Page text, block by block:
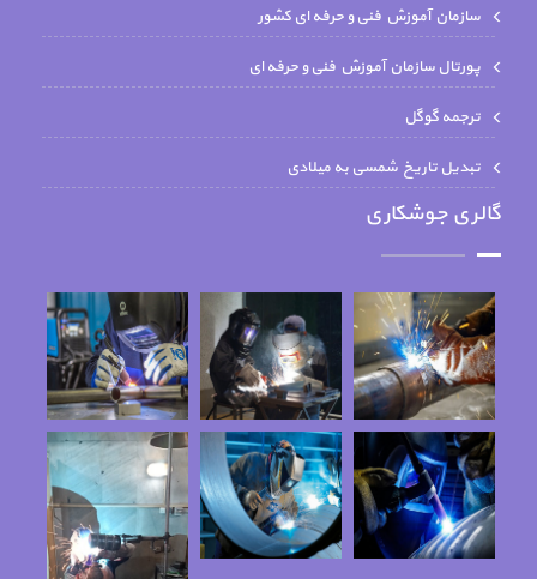
سازمان آموزش فنی و حرفه ای کشور
پورتال سازمان آموزش فنی و حرفه ای
ترجمه گوگل
تبدیل تاریخ شمسی به میلادی
گالری جوشکاری